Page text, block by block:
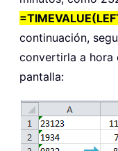
continuación,
convertirla a hora
pantalla: